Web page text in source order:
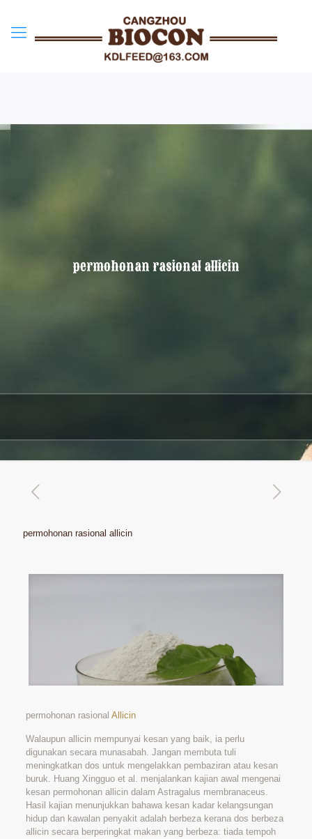
permohonan rasional allicin
permohonan rasional allicin
permohonan rasional Allicin
Walaupun allicin mempunyai kesan yang baik, ia perlu
digunakan secara munasabah. Jangan membuta tuli
meningkatkan dos untuk mengelakkan pembaziran atau kesan
buruk. Huang Xingguo et al. menjalankan kajian awal mengenai
kesan permohonan allicin dalam Astragalus membranaceus.
Hasil kajian menunjukkan bahawa kesan kadar kelangsungan
hidup dan kawalan penyakit adalah berbeza kerana dos berbeza
allicin secara berperingkat makan yang berbeza: tiada tempoh